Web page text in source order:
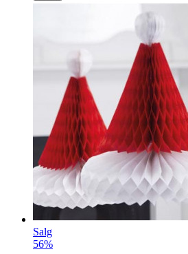
Salg
56%